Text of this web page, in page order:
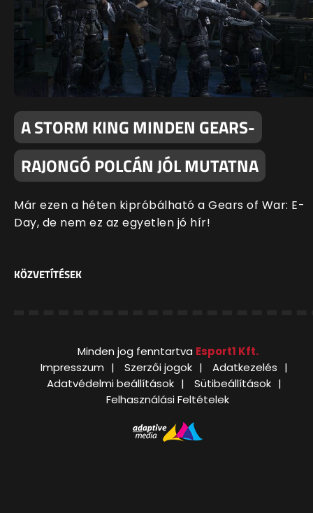
A STORM KING MINDEN GEARS-
RAJONGÓ POLCÁN JÓL MUTATNA
Már ezen a héten kipróbálható a Gears of War: E-
Day, de nem ez az egyetlen jó hír!
KÖZVETÍTÉSEK
Minden jog fenntartva Esport1 Kft.
Impresszum
Szerzői jogok
Adatkezelés
Adatvédelmi beállítások
Sütibeállítások
Felhasználási Feltételek